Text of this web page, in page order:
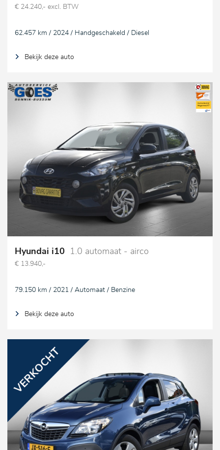
€ 24.240,- excl. BTW
62.457 km / 2024 / Handgeschakeld / Diesel
Bekijk deze auto
Hyundai i10 1.0 automaat - airco
€ 13.940,-
79.150 km / 2021 / Automaat / Benzine
Bekijk deze auto